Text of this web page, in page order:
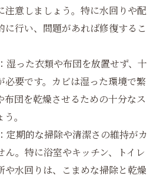
注意しましょう。特に水回りや配
に行い、問題があれば修復するこ
湿った衣類や布団を放置せず、十
必要です。カビは湿った環境で繁
布団を乾燥させるための十分なス
。
定期的な掃除や清潔さの維持がカ
ん。特に浴室やキッチン、トイレ
や水回りは、こまめな掃除と乾燥